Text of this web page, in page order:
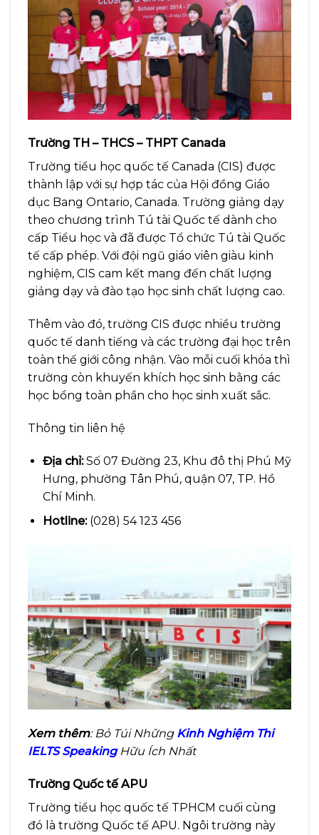
Trường TH – THCS – THPT Canada
Trường tiểu học quốc tế Canada (CIS) được
thành lập với sự hợp tác của Hội đồng Giáo
dục Bang Ontario, Canada. Trường giảng dạy
theo chương trình Tú tài Quốc tế dành cho
cấp Tiểu học và đã được Tổ chức Tú tài Quốc
tế cấp phép. Với đội ngũ giáo viên giàu kinh
nghiệm, CIS cam kết mang đến chất lượng
giảng dạy và đào tạo học sinh chất lượng cao.
Thêm vào đó, trường CIS được nhiều trường
quốc tế danh tiếng và các trường đại học trên
toàn thế giới công nhận. Vào mỗi cuối khóa thì
trường còn khuyến khích học sinh bằng các
học bổng toàn phần cho học sinh xuất sắc.
Thông tin liên hệ
Địa chỉ:Số 07 Đường 23, Khu đô thị Phú Mỹ
Hưng, phường Tân Phú, quận 07, TP. Hồ
Chí Minh.
Hotline:(028) 54 123 456
Xem thêm: Bỏ Túi Những Kinh Nghiệm Thi
IELTS SpeakingHữu Ích Nhất
Trường Quốc tế APU
Trường tiểu học quốc tế TPHCM cuối cùng
đó là trường Quốc tế APU. Ngôi trường này